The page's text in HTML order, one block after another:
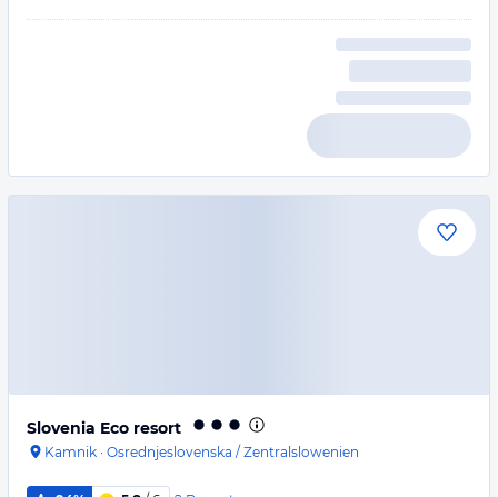
Slovenia Eco resort
Kamnik · Osrednjeslovenska / Zentralslowenien